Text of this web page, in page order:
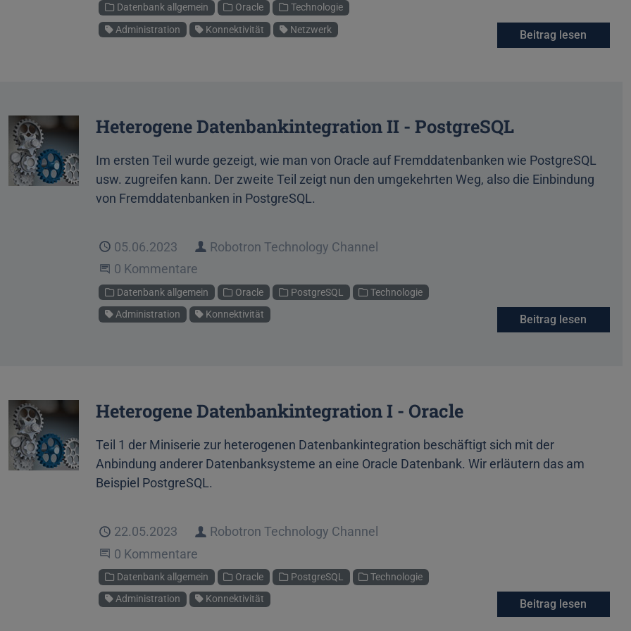
Kategorien
Datenbank allgemein Oracle Technologie
Schlagworte
Administration Konnektivität Netzwerk Beitrag lesen
Heterogene Datenbankintegration II - PostgreSQL
Im ersten Teil wurde gezeigt, wie man von Oracle auf Fremddatenbanken wie PostgreSQL
usw. zugreifen kann. Der zweite Teil zeigt nun den umgekehrten Weg, also die Einbindung
von Fremddatenbanken in PostgreSQL.
Veröffentlicht
05.06.2023 Autor
Robotron Technology Channel
Beginne eine Unterhaltung
0 Kommentare
Kategorien
Datenbank allgemein Oracle PostgreSQL Technologie
Schlagworte
Administration Konnektivität Beitrag lesen
Heterogene Datenbankintegration I - Oracle
Teil 1 der Miniserie zur heterogenen Datenbankintegration beschäftigt sich mit der
Anbindung anderer Datenbanksysteme an eine Oracle Datenbank. Wir erläutern das am
Beispiel PostgreSQL.
Veröffentlicht
22.05.2023 Autor
Robotron Technology Channel
Beginne eine Unterhaltung
0 Kommentare
Kategorien
Datenbank allgemein Oracle PostgreSQL Technologie
Schlagworte
Administration Konnektivität Beitrag lesen